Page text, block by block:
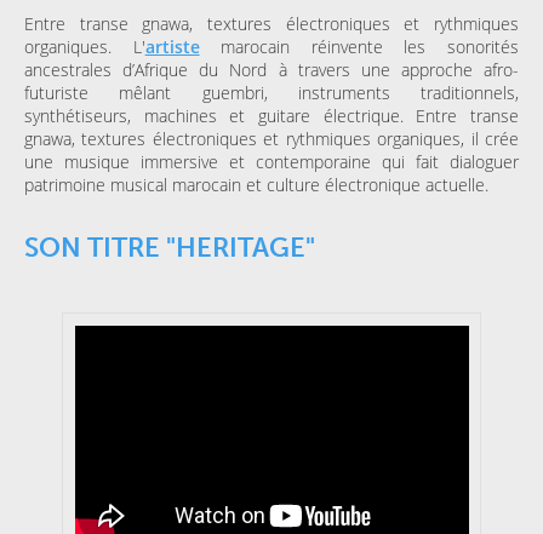
Entre transe gnawa, textures électroniques et rythmiques
organiques. L'artistemarocain réinvente les sonorités
ancestrales d’Afrique du Nord à travers une approche afro-
futuriste mêlant guembri, instruments traditionnels,
synthétiseurs, machines et guitare électrique. Entre transe
gnawa, textures électroniques et rythmiques organiques, il crée
une musique immersive et contemporaine qui fait dialoguer
patrimoine musical marocain et culture électronique actuelle.
SON TITRE "HERITAGE"